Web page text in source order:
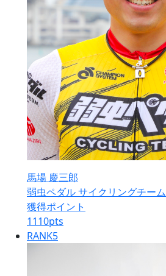
馬場 慶三郎
弱虫ペダル サイクリングチーム
獲得ポイント
1110pts
RANK5